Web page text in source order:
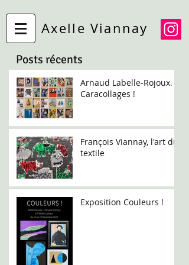
Axelle Viannay
Posts récents
Arnaud Labelle-Rojoux.
Caracollages !
François Viannay, l'art du
textile
Exposition Couleurs !